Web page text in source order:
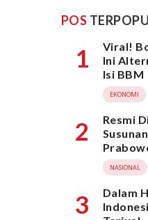
POS
1
Viral!
Ini
Isi BBM
EKONOMI
2
Resmi
2024,
Suami
NASIONAL
3
Dalam